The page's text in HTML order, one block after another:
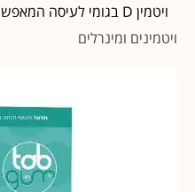
ויטמין D בגומי לעיסה המאפשרת לצרוך ויטמין D ממקור טבעי.
ויטמינים ומינרלים